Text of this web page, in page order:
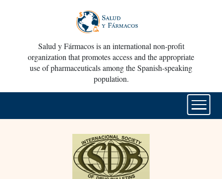
Salud y Fármacos is an international non-profit
organization that promotes access and the appropriate
use of pharmaceuticals among the Spanish-speaking
population.